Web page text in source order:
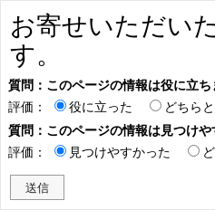
お寄せいただい
す。
質問：このページの情報は役に立ち
評価：
役に立った どちら
質問：このページの情報は見つけや
評価：
見つけやすかった